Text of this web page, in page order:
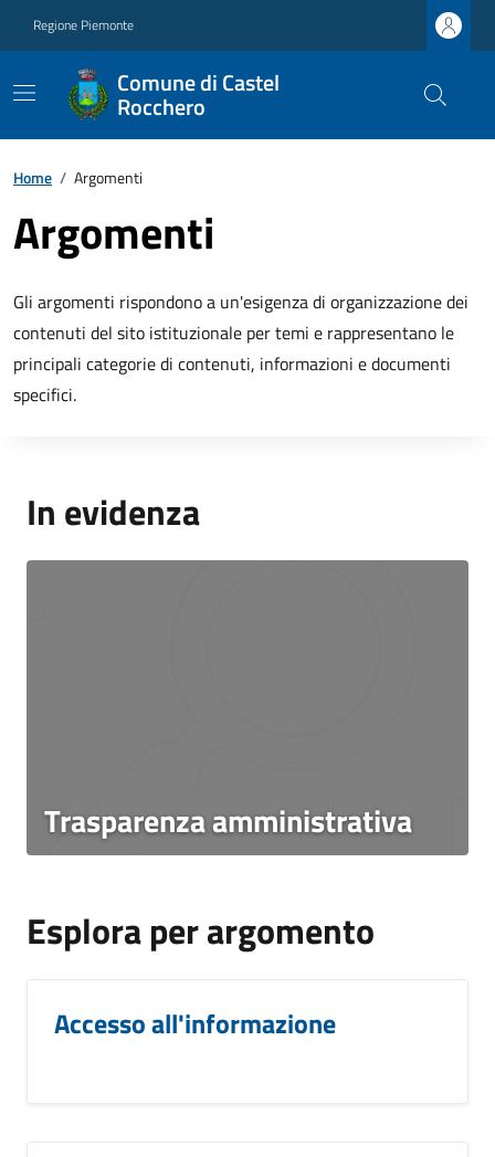
Regione Piemonte
Comune di Castel
Rocchero
Home / Argomenti
Argomenti
Gli argomenti rispondono a un'esigenza di organizzazione dei
contenuti del sito istituzionale per temi e rappresentano le
principali categorie di contenuti, informazioni e documenti
specifici.
In evidenza
Trasparenza amministrativa
Esplora per argomento
Accesso all'informazione